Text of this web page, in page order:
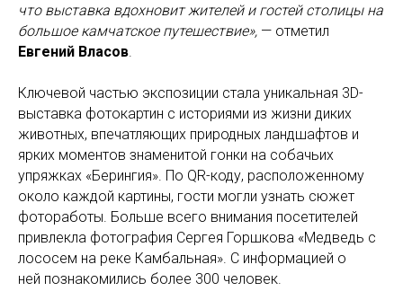
что выставка вдохновит жителей и гостей столицы на
большое камчатское путешествие», — отметил
Евгений Власов.
Ключевой частью экспозиции стала уникальная 3D-
выставка фотокартин с историями из жизни диких
животных, впечатляющих природных ландшафтов и
ярких моментов знаменитой гонки на собачьих
упряжках «Берингия». По QR-коду, расположенному
около каждой картины, гости могли узнать сюжет
фотоработы. Больше всего внимания посетителей
привлекла фотография Сергея Горшкова «Медведь с
лососем на реке Камбальная». С информацией о
ней познакомились более 300 человек.